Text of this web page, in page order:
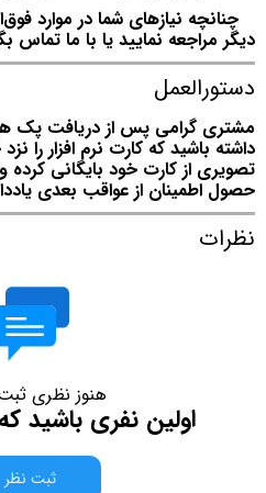
چنانچه نیازهای شما در موارد
دیگر مراجعه نمایید یا با ما تماس
دستورالعمل
مشتری گرامی پس از دریافت پک
داشته باشید که کارت نرم افزار را
تصویری از کارت خود بایگانی
حصول اطمینان از عواقب بعدی
نظرات
هنوز نظری
اولین نفری باشید
ثبت نظر